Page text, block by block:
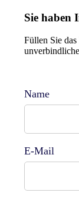
Sie haben
Füllen Sie
Name
E-Mail